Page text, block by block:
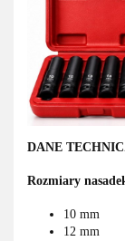
DANE
Rozmiary
10 mm
12 mm